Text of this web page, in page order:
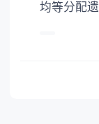
均等分配遗产。 2.同一顺序继
或者与被
的继承人